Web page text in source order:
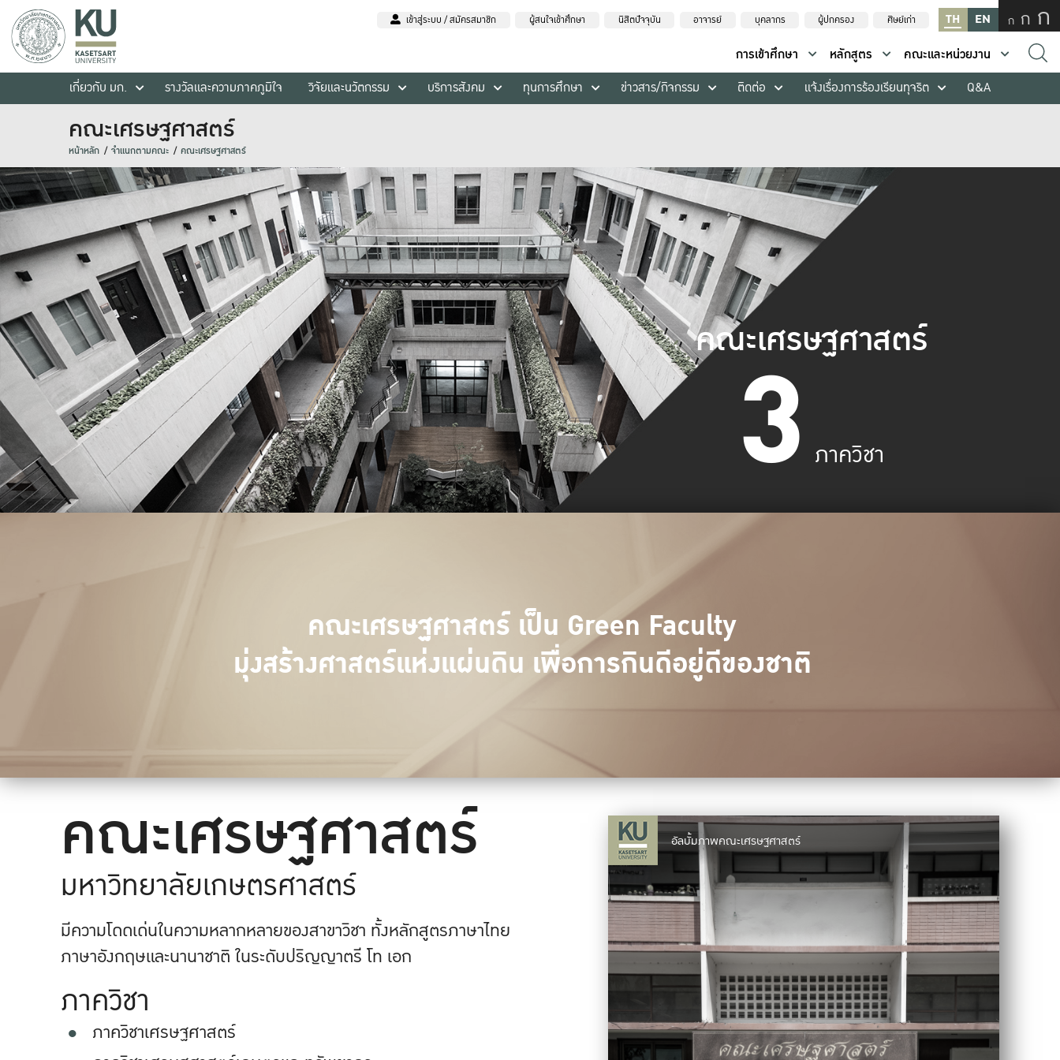
เข้าสู่ระบบ / สมัครสมาชิก ผู้สนใจเข้าศึกษา นิสิตปัจจุบัน อาจารย์ บุคลากร ผู้ปกครอง ศิษย์เก่า TH EN ก ก ก
การเข้าศึกษา หลักสูตร
คณะและหน่วยงาน
เกี่ยวกับ มก.
รางวัลและความภาคภูมิใจ วิจัยและนวัตกรรม บริการสังคม ทุนการศึกษา ข่าวสาร/กิจกรรม ติดต่อ แจ้งเรื่องการร้องเรียนทุจริต Q&A
คณะเศรษฐศาสตร์
หน้าหลัก จำแนกตามคณะ คณะเศรษฐศาสตร์
คณะเศรษฐศาสตร์
3 ภาควิชา
คณะเศรษฐศาสตร์ เป็น Green Faculty
มุ่งสร้างศาสตร์แห่งแผ่นดิน เพื่อการกินดีอยู่ดีของชาติ
คณะเศรษฐศาสตร์
มหาวิทยาลัยเกษตรศาสตร์
มีความโดดเด่นในความหลากหลายของสาขาวิชา ทั้งหลักสูตรภาษาไทย
ภาษาอังกฤษและนานาชาติ ในระดับปริญญาตรี โท เอก
ภาควิชา
ภาควิชาเศรษฐศาสตร์
อัลบั้มภาพคณะเศรษฐศาสตร์